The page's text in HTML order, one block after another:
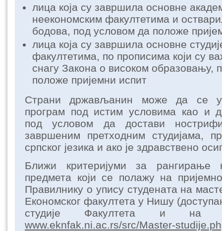
лица која су завршила основне
неекономским факултетима и
бодова, под условом да положе
лица која су завршила основне
факултетима, по прописима који су
снагу Закона о високом образовању,
положе пријемни испит
Страни држављанин може да се
програм под истим условима као и
под условом да достави
завршеним претходним студијама,
српског језика и ако је здравствено
Ближи критеријуми за рангирање
предмета који се полажу на
Правилнику о упису студената на
Економског факултета у Нишу
студије Факултета и на
www.eknfak.ni.ac.rs/src/Master-